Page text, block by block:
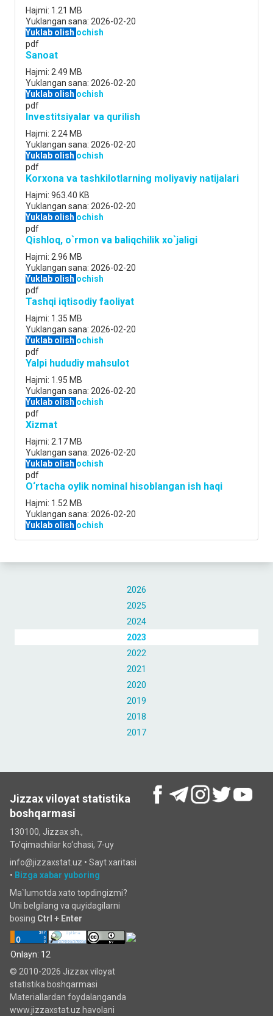
2026
2025
2024
2023
2022
2021
2020
2019
2018
2017
Hajmi: 1.21 MB
Yuklangan sana: 2026-02-20
Yuklab olish ochish
pdf
Sanoat
Hajmi: 2.49 MB
Yuklangan sana: 2026-02-20
Yuklab olish ochish
pdf
Investitsiyalar va qurilish
Hajmi: 2.24 MB
Yuklangan sana: 2026-02-20
Yuklab olish ochish
pdf
Korxona va tashkilotlarning moliyaviy natijalari
Hajmi: 963.40 KB
Yuklangan sana: 2026-02-20
Yuklab olish ochish
pdf
Qishloq, o`rmon va baliqchilik xo`jaligi
Hajmi: 2.96 MB
Yuklangan sana: 2026-02-20
Yuklab olish ochish
pdf
Tashqi iqtisodiy faoliyat
Hajmi: 1.35 MB
Yuklangan sana: 2026-02-20
Yuklab olish ochish
pdf
Yalpi hududiy mahsulot
Hajmi: 1.95 MB
Yuklangan sana: 2026-02-20
Yuklab olish ochish
pdf
Xizmat
Hajmi: 2.17 MB
Yuklangan sana: 2026-02-20
Yuklab olish ochish
pdf
O‘rtacha oylik nominal hisoblangan ish haqi
Hajmi: 1.52 MB
Yuklangan sana: 2026-02-20
Yuklab olish ochish
Jizzax viloyat statistika
boshqarmasi
130100, Jizzax sh.,
To'qimachilar ko‘chаsi, 7-uy
info@jizzaxstat.uz • Sayt xaritasi
• Bizga xabar yuboring
Ma`lumotda xato topdingizmi?
Uni belgilang va quyidagilarni
bosing Ctrl + Enter
Onlayn: 12
© 2010-2026 Jizzax viloyat
statistika boshqarmasi
Materiallardan foydalanganda
www.jizzaxstat.uz havolani